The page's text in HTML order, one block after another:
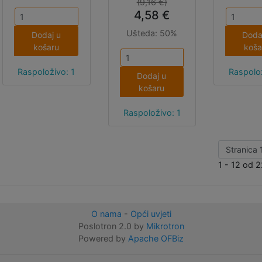
Dodaj u
košaru
Raspoloživo: 1
(9,16 €)
4,58 €
Ušteda: 50%
Dodaj u
košaru
Raspoloživo: 1
jedan
drugi
3.3V,
izmjerite
spojite
samo
1 - 12 od
O nama - Opći uvjeti
Poslotron 2.0 by Mikrotron
Powered by Apache OFBiz